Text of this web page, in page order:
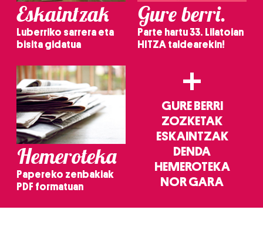
Eskaintzak
Luberriko sarrera eta
bisita gidatua
Gure berri.
Parte hartu 33. Lilatoian
HITZA taldearekin!
Hemeroteka
Papereko zenbakiak
PDF formatuan
+
GURE BERRI
ZOZKETAK
ESKAINTZAK
DENDA
HEMEROTEKA
NOR GARA